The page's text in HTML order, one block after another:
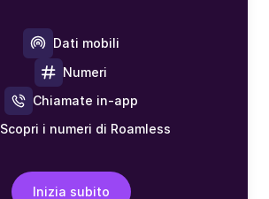
Dati mobili
Numeri
Chiamate in-app
Scopri i numeri di Roamless
Inizia subito